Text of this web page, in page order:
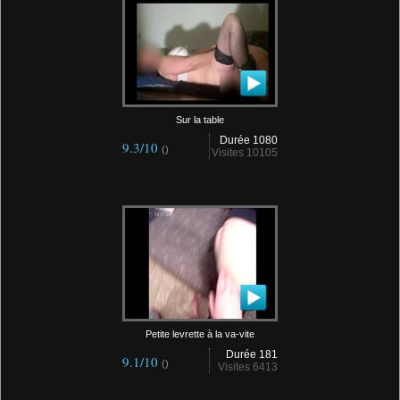
Sur la table
Durée 1080
Visites 10105
9.3/10 ()
Petite levrette à la va-vite
Durée 181
Visites 6413
9.1/10 ()